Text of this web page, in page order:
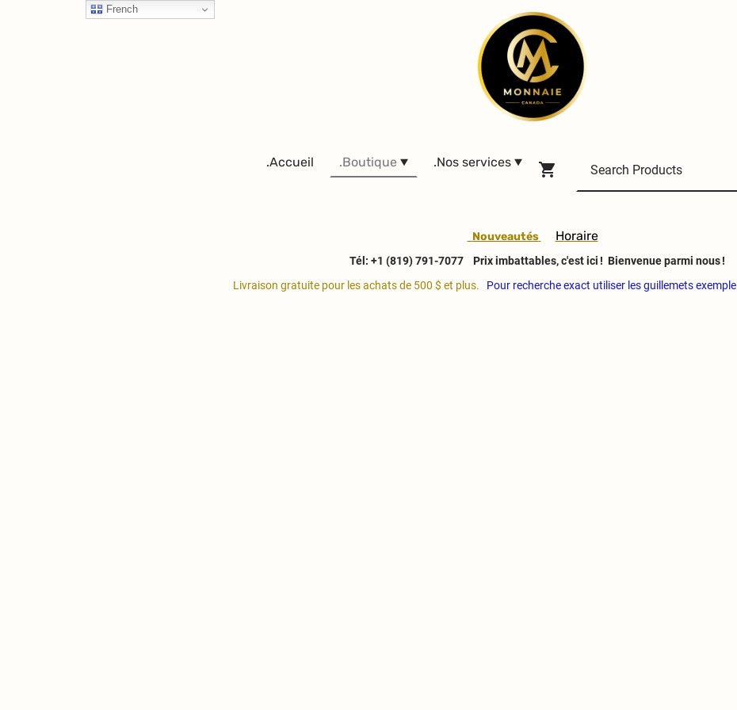
.Accueil .Boutique .Nos services
Nouveautés Horaire
Tél: +1 (819) 791-7077
Prix imbattables, c'est ici ! Bienvenue parmi nous !
Livraison gratuite pour les achats de 500 $ et plus.
Pour recherche exact utiliser les guillemets exemple
French